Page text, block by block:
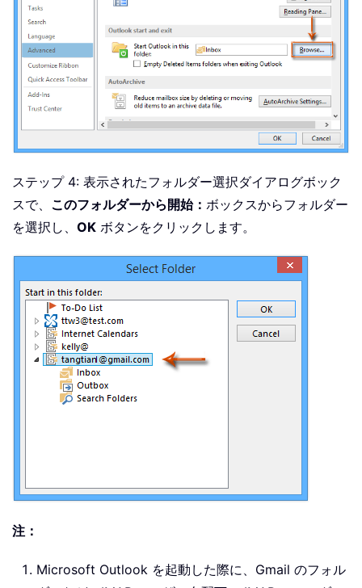
ステップ 4: 表示されたフォルダー選択ダイアログボック
スで、 このフォルダーから開始： ボックスからフォルダー
を選択し、 OK ボタンをクリックします。
注：
Microsoft Outlook を起動した際に、Gmail のフォル